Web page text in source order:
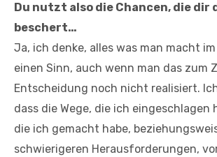
Du nutzt also die Chancen, die dir
beschert…
Ja, ich denke, alles was man macht
einen Sinn, auch wenn man das zum
Entscheidung noch nicht realisiert.
dass die Wege, die ich eingeschlagen
die ich gemacht habe,
schwierigeren Herausforderungen,